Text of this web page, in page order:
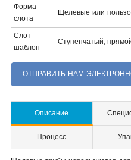
Форма
слота
Щелевые или
Слот
шаблон
Ступенчатый,
ОТПРАВИТЬ НАМ
Описание
Процесс